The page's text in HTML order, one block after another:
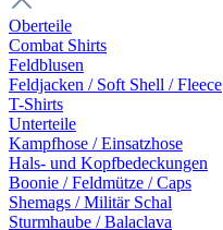
Oberteile
Combat Shirts
Feldblusen
Feldjacken / Soft Shell / Fleece
T-Shirts
Unterteile
Kampfhose / Einsatzhose
Hals- und Kopfbedeckungen
Boonie / Feldmütze / Caps
Shemags / Militär Schal
Sturmhaube / Balaclava